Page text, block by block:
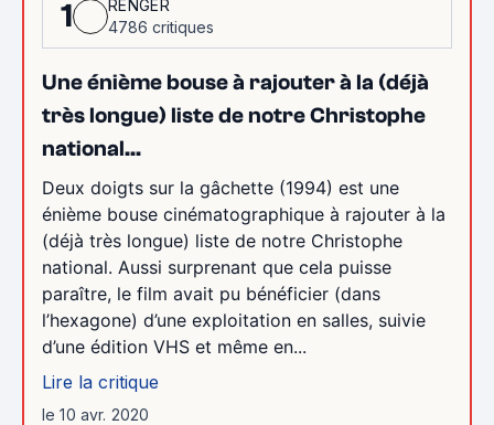
1
RENGER
4786 critiques
Une énième bouse à rajouter à la (déjà
très longue) liste de notre Christophe
national...
Deux doigts sur la gâchette (1994) est une
énième bouse cinématographique à rajouter à la
(déjà très longue) liste de notre Christophe
national. Aussi surprenant que cela puisse
paraître, le film avait pu bénéficier (dans
l’hexagone) d’une exploitation en salles, suivie
d’une édition VHS et même en...
Lire la critique
le 10 avr. 2020